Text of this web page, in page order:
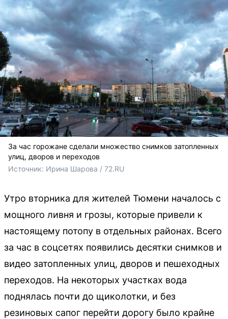
За час горожане сделали множество снимков затопленных
улиц, дворов и переходов
Источник: Ирина Шарова / 72.RU
Утро вторника для жителей Тюмени началось с
мощного ливня и грозы, которые привели к
настоящему потопу в отдельных районах. Всего
за час в соцсетях появились десятки снимков и
видео затопленных улиц, дворов и пешеходных
переходов. На некоторых участках вода
поднялась почти до щиколотки, и без
резиновых сапог перейти дорогу было крайне